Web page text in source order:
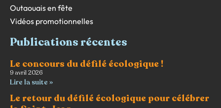
Outaouais en fête
Vidéos promotionnelles
Publications récentes
Le concours du défilé écologique !
9 avril 2026
Lire la suite »
Le retour du défilé écologique pour célébrer